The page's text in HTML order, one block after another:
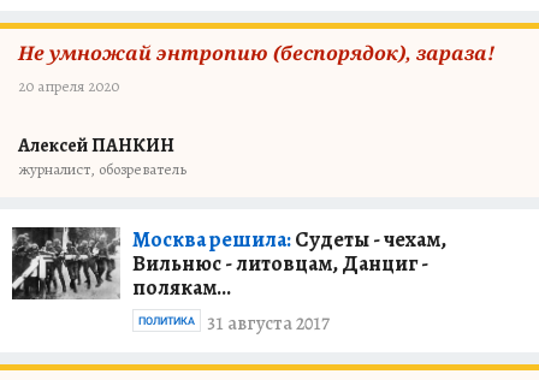
редактор журнала Стратегии и практика
издательского бизнеса. Ifra-ГИПП Magazine
Не умножай энтропию (беспорядок), зараза!
20 апреля 2020
Алексей ПАНКИН
журналист, обозреватель
Москва решила:Судеты - чехам,
Вильнюс - литовцам, Данциг -
полякам...
31 августа 2017
ПОЛИТИКА